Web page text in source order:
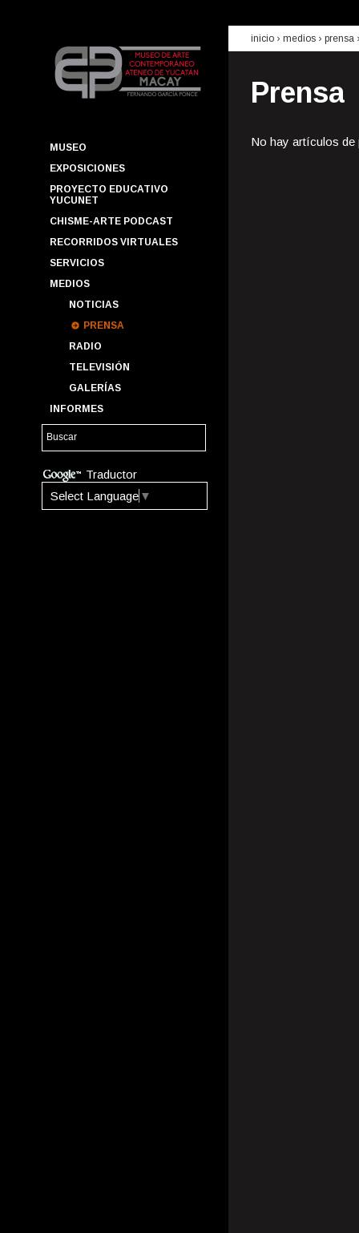
MUSEO
EXPOSICIONES
PROYECTO EDUCATIVO
YUCUNET
CHISME-ARTE PODCAST
RECORRIDOS VIRTUALES
SERVICIOS
MEDIOS
NOTICIAS
PRENSA
RADIO
TELEVISIÓN
GALERÍAS
INFORMES
Traductor
Select Language ▼
inicio › medios › prensa
Prensa
No hay artículos de